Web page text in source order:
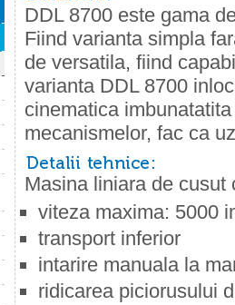
DDL 8700 este gama
Fiind varianta simpla
de versatila, fiind
varianta DDL 8700
cinematica
mecanismelor, fac ca
Masina liniara de cusut
viteza maxima: 5000
transport inferior
intarire manuala la
ridicarea piciorusului